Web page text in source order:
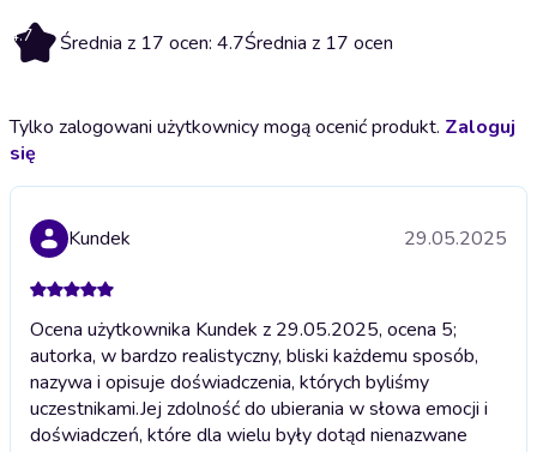
4.7 Średnia z 17 ocen: 4.7Średnia z 17 ocen
Tylko zalogowani użytkownicy mogą ocenić produkt. Zaloguj
się
Kundek 29.05.2025
Ocena użytkownika Kundek z 29.05.2025, ocena 5;
autorka, w bardzo realistyczny, bliski każdemu sposób,
nazywa i opisuje doświadczenia, których byliśmy
uczestnikami.Jej zdolność do ubierania w słowa emocji i
doświadczeń, które dla wielu były dotąd nienazwane